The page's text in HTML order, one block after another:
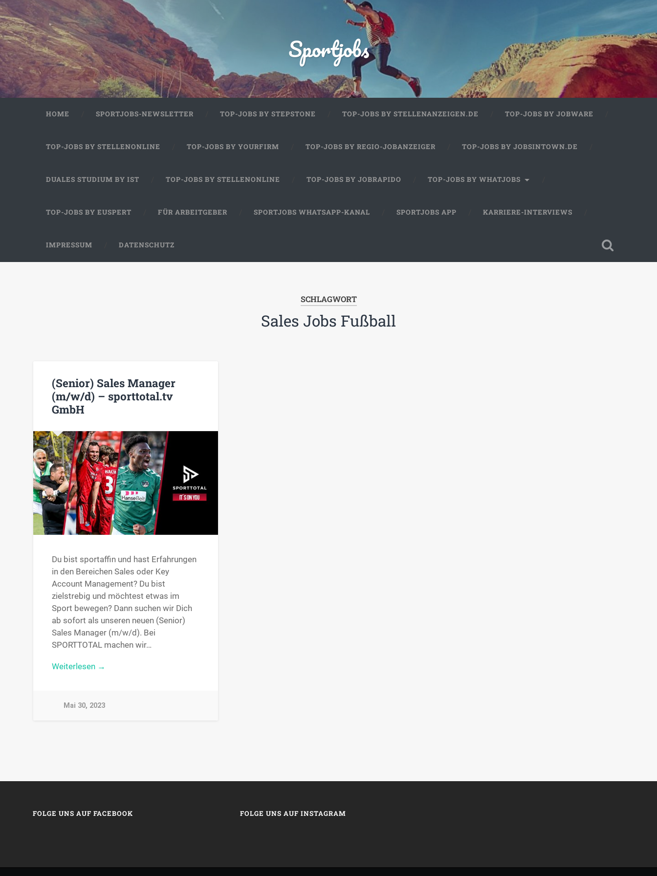
Sportjobs
HOME SPORTJOBS-NEWSLETTER TOP-JOBS BY STEPSTONE TOP-JOBS BY STELLENANZEIGEN.DE TOP-JOBS BY JOBWARE
TOP-JOBS BY STELLENONLINE TOP-JOBS BY YOURFIRM TOP-JOBS BY REGIO-JOBANZEIGER TOP-JOBS BY JOBSINTOWN.DE
DUALES STUDIUM BY IST TOP-JOBS BY STELLENONLINE TOP-JOBS BY JOBRAPIDO TOP-JOBS BY WHATJOBS
TOP-JOBS BY EUSPERT FÜR ARBEITGEBER SPORTJOBS WHATSAPP-KANAL SPORTJOBS APP KARRIERE-INTERVIEWS
IMPRESSUM DATENSCHUTZ
SCHLAGWORT
Sales Jobs Fußball
(Senior) Sales Manager
(m/w/d) – sporttotal.tv
GmbH
Du bist sportaffin und hast Erfahrungen
in den Bereichen Sales oder Key
Account Management? Du bist
zielstrebig und möchtest etwas im
Sport bewegen? Dann suchen wir Dich
ab sofort als unseren neuen (Senior)
Sales Manager (m/w/d). Bei
SPORTTOTAL machen wir…
Weiterlesen →
Mai 30, 2023
FOLGE UNS AUF FACEBOOK FOLGE UNS AUF INSTAGRAM